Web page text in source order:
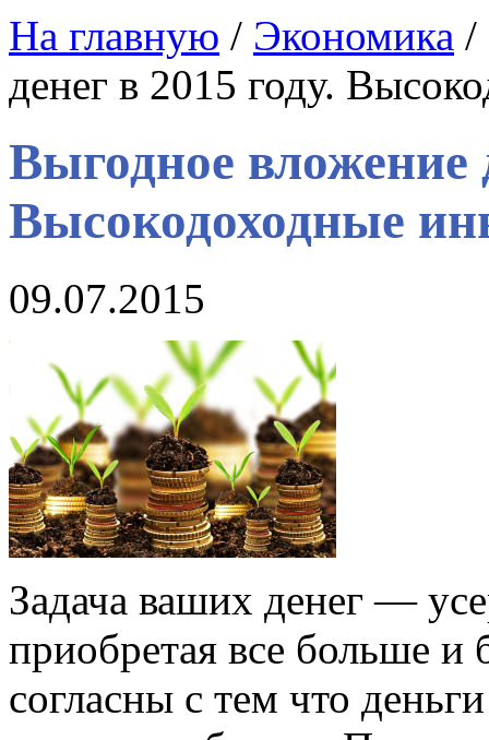
На главную / Экономика /
денег в 2015 году.
Выгодное вложение
Высокодоходные
09.07.2015
Задача ваших денег —
приобретая все больше
согласны с тем что